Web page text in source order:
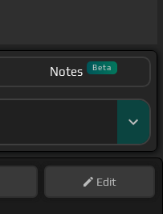
Notes Beta
Edit